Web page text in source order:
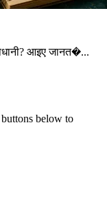
आइए जानत�...
below to